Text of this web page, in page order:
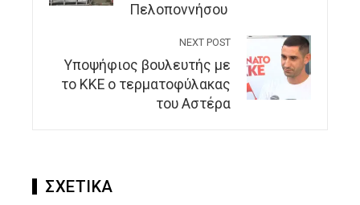
Πελοποννήσου
NEXT POST
Υποψήφιος βουλευτής με
το ΚΚΕ ο τερματοφύλακας
του Αστέρα
ΣΧΕΤΙΚΑ